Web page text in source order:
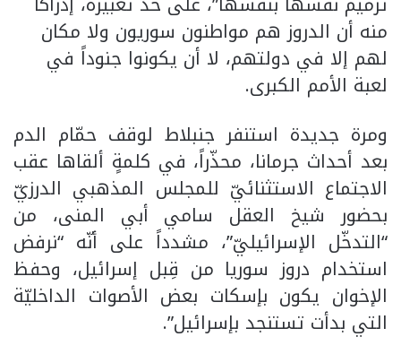
منه أن الدروز هم مواطنون سوريون ولا مكان
لهم إلا في دولتهم، لا أن يكونوا جنوداً في
لعبة الأمم الكبرى.
ومرة جديدة استنفر جنبلاط لوقف حمّام الدم
بعد أحداث جرمانا، محذّراً، في كلمةٍ ألقاها عقب
الاجتماع الاستثنائيّ للمجلس المذهبي الدرزيّ
بحضور شيخ العقل سامي أبي المنى، من
“التدخّل الإسرائيليّ”، مشدداً على أنّه “نرفض
استخدام دروز سوريا من قِبل إسرائيل، وحفظ
الإخوان يكون بإسكات بعض الأصوات الداخليّة
التي بدأت تستنجد بإسرائيل”.